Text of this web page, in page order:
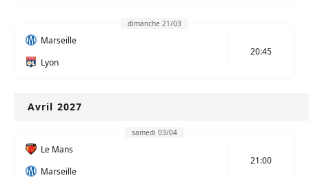
dimanche 21/03
Marseille
Lyon
20:45
Avril 2027
samedi 03/04
Le Mans
Marseille
21:00